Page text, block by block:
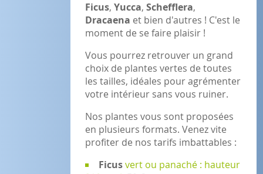
Ficus, Yucca, Schefflera,
Dracaena et bien d'autres ! C'est le
moment de se faire plaisir !
Vous pourrez retrouver un grand
choix de plantes vertes de toutes
les tailles, idéales pour agrémenter
votre intérieur sans vous ruiner.
Nos plantes vous sont proposées
en plusieurs formats. Venez vite
profiter de nos tarifs imbattables :
Ficusvert ou panaché : hauteur